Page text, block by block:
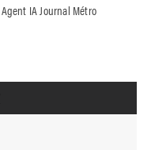
Agent IA Journal Métro